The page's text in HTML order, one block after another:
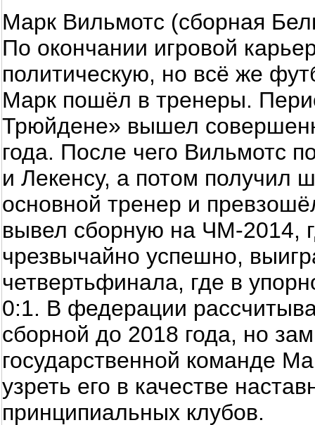
Марк Вильмотс (сборная
По окончании игровой
политическую, но всё же
Марк пошёл в тренеры.
Трюйдене» вышел
года. После чего Вильмотс
и Лекенсу, а потом получил
основной тренер и
вывел сборную на ЧМ-2014,
чрезвычайно успешно,
четвертьфинала, где в
0:1. В федерации
сборной до 2018 года, но
государственной команде
узреть его в качестве
принципиальных клубов.